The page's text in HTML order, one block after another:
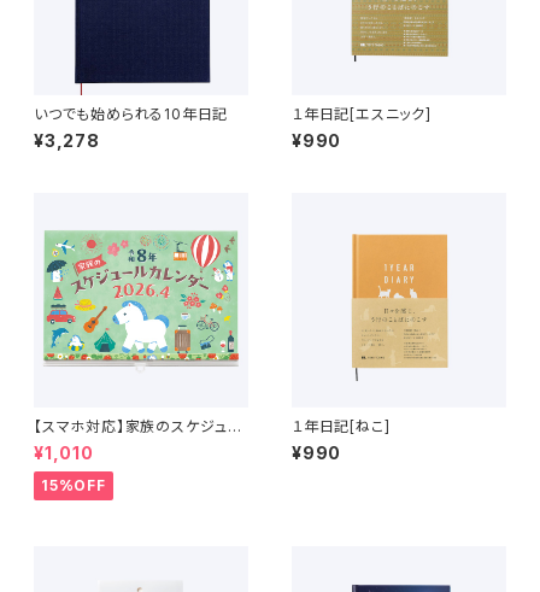
いつでも始められる10年日記
¥3,278
１年日記[エスニック]
¥990
【スマホ対応】家族のスケジュー
ルカレンダー 4月始まり （2026
年4月〜2027年4月）
¥1,010
15%OFF
１年日記[ねこ]
¥990